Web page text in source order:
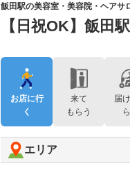
飯田駅の美容室・美容院・ヘアサ
【日祝OK】飯田
お店に行
く
来て
もらう
届
エリア